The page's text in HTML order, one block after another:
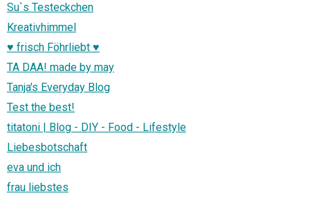
Su`s Testeckchen
Kreativhimmel
♥ frisch Föhrliebt ♥
TA DAA! made by may
Tanja's Everyday Blog
Test the best!
titatoni | Blog - DIY - Food - Lifestyle
Liebesbotschaft
eva und ich
frau liebstes